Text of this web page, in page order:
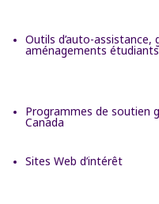
Outils d’auto-
aménagements
Programmes de soutien
Canada
Sites Web d’intérêt